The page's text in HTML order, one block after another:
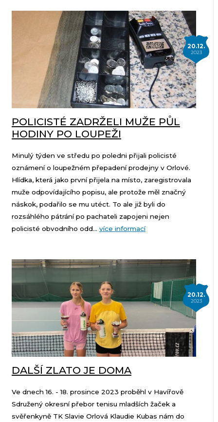
20.12.
2023
POLICISTÉ ZADRŽELI MUŽE PŮL
HODINY PO LOUPEŽI
Minulý týden ve středu po poledni přijali policisté
oznámení o loupežném přepadení prodejny v Orlové.
Hlídka, která jako první přijela na místo, zaregistrovala
muže odpovídajícího popisu, ale protože měl značný
náskok, podařilo se mu utéct. To ale již byli do
rozsáhlého pátrání po pachateli zapojeni nejen
policisté obvodního odd... více informací
20.12.
2023
DALŠÍ ZLATO JE DOMA
Ve dnech 16. - 18. prosince 2023 proběhl v Havířově
Sdružený okresní přebor tenisu mladších žaček a
svěřenkyně TK Slavie Orlová Klaudie Kubas nám do